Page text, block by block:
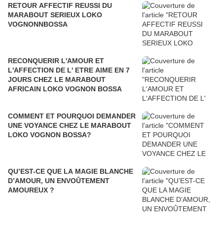
RETOUR AFFECTIF REUSSI DU
MARABOUT SERIEUX LOKO
VOGNONNBOSSA
RECONQUERIR L'AMOUR ET
L'AFFECTION DE L' ETRE AIME EN 7
JOURS CHEZ LE MARABOUT
AFRICAIN LOKO VOGNON BOSSA
COMMENT ET POURQUOI DEMANDER
UNE VOYANCE CHEZ LE MARABOUT
LOKO VOGNON BOSSA?
QU’EST-CE QUE LA MAGIE BLANCHE
D’AMOUR, UN ENVOÛTEMENT
AMOUREUX ?